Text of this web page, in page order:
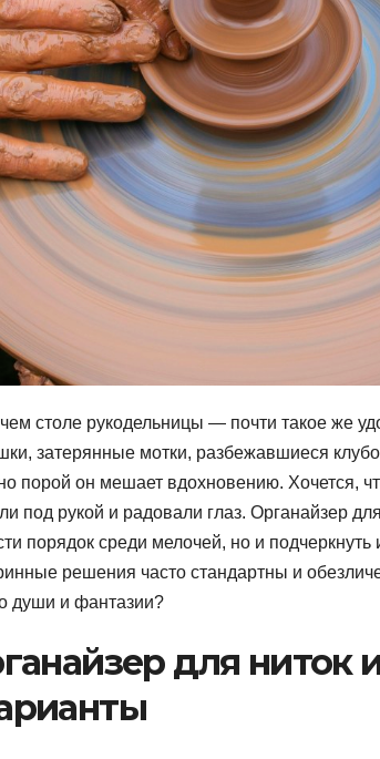
столе рукодельницы — почти такое же
затерянные мотки, разбежавшиеся
порой он мешает вдохновению. Хочется,
под рукой и радовали глаз. Органайзер
порядок среди мелочей, но и
решения часто стандартны и
души и фантазии?
для ниток